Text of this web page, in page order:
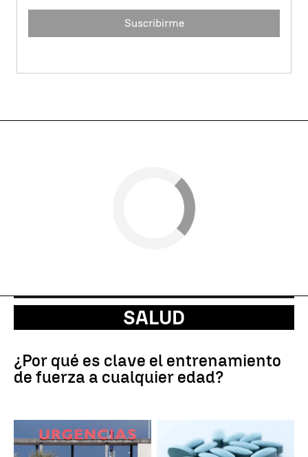
Suscribirme
SALUD
¿Por qué es clave el entrenamiento
de fuerza a cualquier edad?